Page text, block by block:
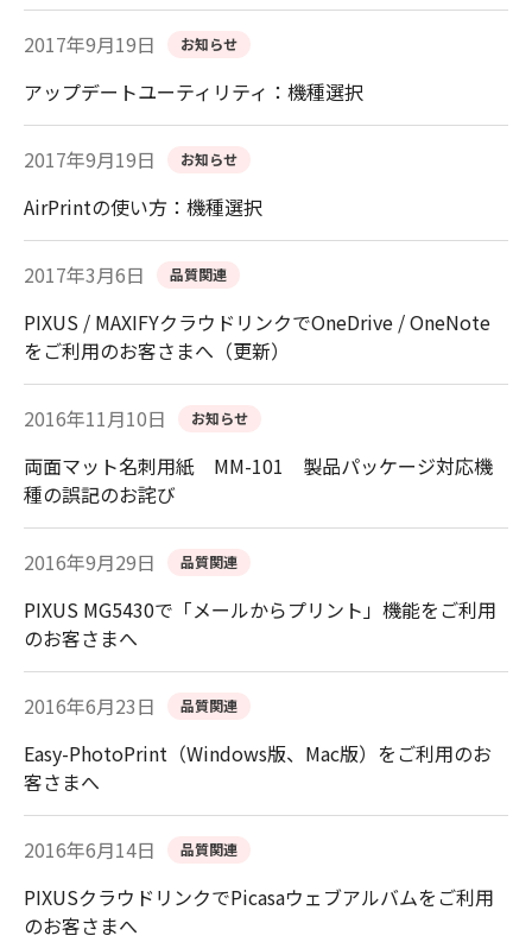
2017年9月19日 お知らせ
アップデートユーティリティ：機種選択
2017年9月19日 お知らせ
AirPrintの使い方：機種選択
2017年3月6日 品質関連
PIXUS / MAXIFYクラウドリンクでOneDrive / OneNote
をご利用のお客さまへ（更新）
2016年11月10日 お知らせ
両面マット名刺用紙 MM-101 製品パッケージ対応機
種の誤記のお詫び
2016年9月29日 品質関連
PIXUS MG5430で「メールからプリント」機能をご利用
のお客さまへ
2016年6月23日 品質関連
Easy-PhotoPrint（Windows版、Mac版）をご利用のお
客さまへ
2016年6月14日 品質関連
PIXUSクラウドリンクでPicasaウェブアルバムをご利用
のお客さまへ